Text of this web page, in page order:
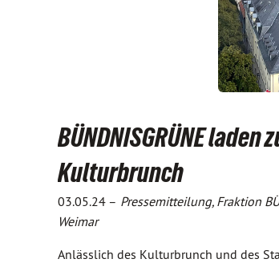
BÜNDNISGRÜNE
Kulturbrunch
03.05.24 – Pressemitteilung, Fraktion
Weimar
Anlässlich des Kulturbrunch und des